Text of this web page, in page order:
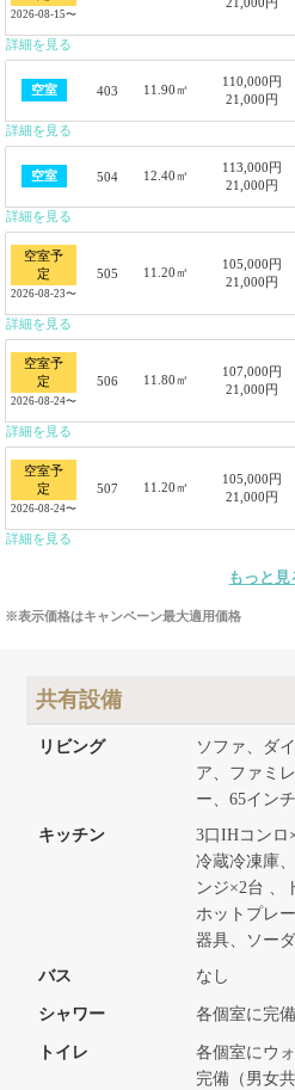
2026-08-15〜
詳細を見る
空室 403 11.90㎡
110,000円
21,000円
詳細を見る
空室 504 12.40㎡
113,000円
21,000円
詳細を見る
空室予
定
2026-08-23〜
505 11.20㎡
105,000円
21,000円
詳細を見る
空室予
定
2026-08-24〜
506 11.80㎡
107,000円
21,000円
詳細を見る
空室予
定
2026-08-24〜
507 11.20㎡
105,000円
21,000円
詳細を見る
もっと見
※表示価格はキャンペーン最大適用価格
共有設備
リビング
ソファ、ダ
ア、ファミ
ー、65イン
キッチン
3口IHコンロ
冷蔵冷凍庫
ンジ×2台 、
ホットプレ
器具、ソー
バス
なし
シャワー 各個室に完備
トイレ
各個室にウ
完備（男女